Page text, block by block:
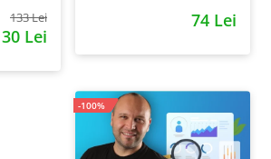
133 Lei
30 Lei
74 Lei
-100%